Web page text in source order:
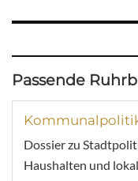
Passende
Dossier zu
Haushalten und